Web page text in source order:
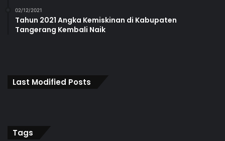
02/12/2021
Tahun 2021 Angka Kemiskinan di Kabupaten
Tangerang Kembali Naik
Last Modified Posts
Tags